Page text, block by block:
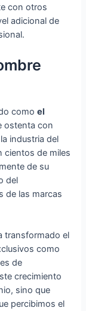
con otros
adicional de
comoel
ostenta con
industria del
cientos de miles
de su
del
de las marcas
transformado el
como
de
crecimiento
sino que
percibimos el